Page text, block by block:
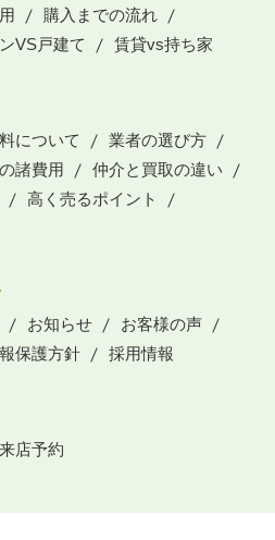
購入までの流れ
VS戸建て 賃貸vs持ち家
について
業者の選び方
諸費用
仲介と買取の違い
高く売るポイント
お知らせ
お客様の声
保護方針 採用情報
店予約